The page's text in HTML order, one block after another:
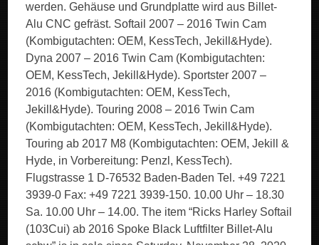
werden. Gehäuse und Grundplatte wird aus Billet-
Alu CNC gefräst. Softail 2007 – 2016 Twin Cam
(Kombigutachten: OEM, KessTech, Jekill&Hyde).
Dyna 2007 – 2016 Twin Cam (Kombigutachten:
OEM, KessTech, Jekill&Hyde). Sportster 2007 –
2016 (Kombigutachten: OEM, KessTech,
Jekill&Hyde). Touring 2008 – 2016 Twin Cam
(Kombigutachten: OEM, KessTech, Jekill&Hyde).
Touring ab 2017 M8 (Kombigutachten: OEM, Jekill &
Hyde, in Vorbereitung: Penzl, KessTech).
Flugstrasse 1 D-76532 Baden-Baden Tel. +49 7221
3939-0 Fax: +49 7221 3939-150. 10.00 Uhr – 18.30
Sa. 10.00 Uhr – 14.00. The item “Ricks Harley Softail
(103Cui) ab 2016 Spoke Black Luftfilter Billet-Alu